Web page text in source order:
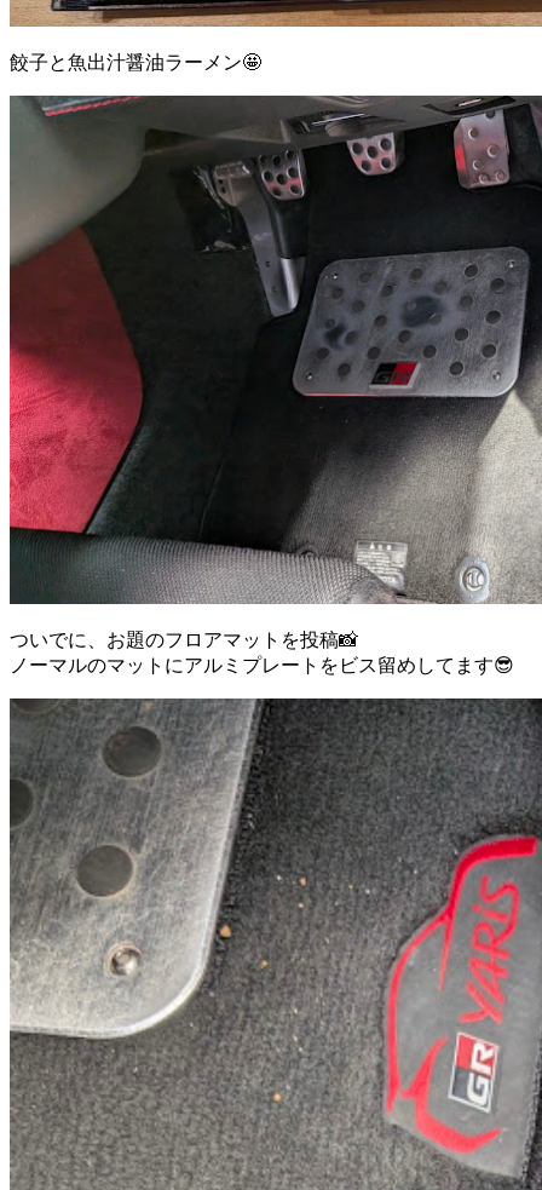
餃子と魚出汁醤油ラーメン🤩
ついでに、お題のフロアマットを投稿📸
ノーマルのマットにアルミプレートをビス留めしてます😎